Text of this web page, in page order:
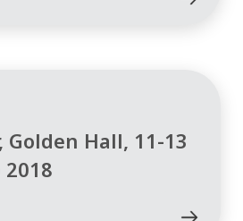
Golden Hall, 11-13